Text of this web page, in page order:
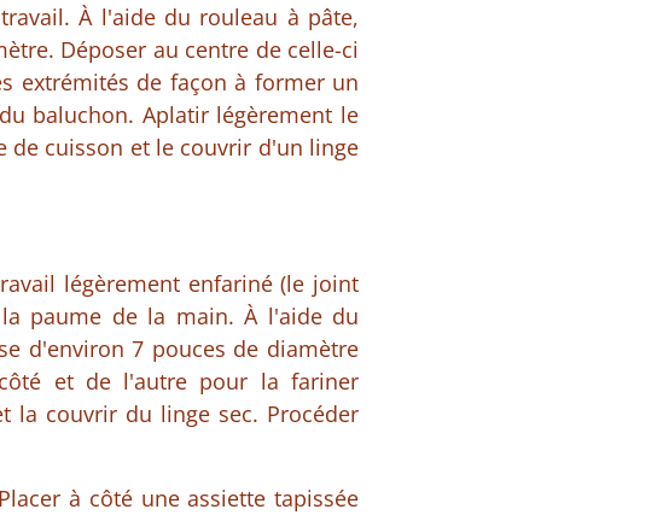
À l'aide du rouleau à pâte,
Déposer au centre de celle-ci
extrémités de façon à former un
baluchon. Aplatir légèrement le
de cuisson et le couvrir d'un linge
légèrement enfariné (le joint
paume de la main. À l'aide du
d'environ 7 pouces de diamètre
et de l'autre pour la fariner
la couvrir du linge sec. Procéder
à côté une assiette tapissée